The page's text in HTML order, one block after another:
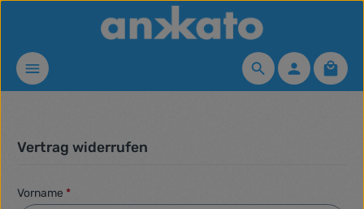
Zum Hauptinhalt springen
Vertrag widerrufen
Vorname *